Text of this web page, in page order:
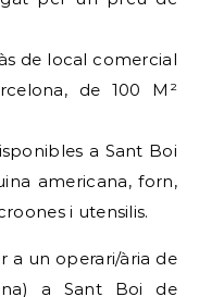
de local comercial
​​de 100 M²
a Sant Boi
americana, forn,
i utensilis.
a un operari/ària de
a Sant Boi de